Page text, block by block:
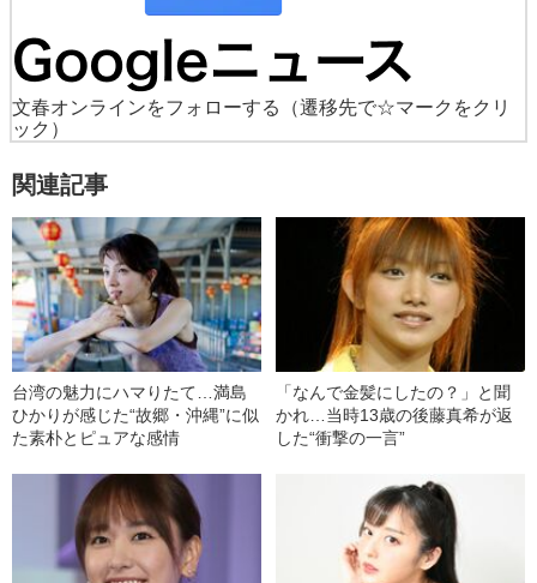
文春オンラインをフォローする
（遷移先で☆マークをクリ
ック）
関連記事
台湾の魅力にハマりたて…満島
ひかりが感じた“故郷・沖縄”に似
た素朴とピュアな感情
「なんで金髪にしたの？」と聞
かれ…当時13歳の後藤真希が返
した“衝撃の一言”